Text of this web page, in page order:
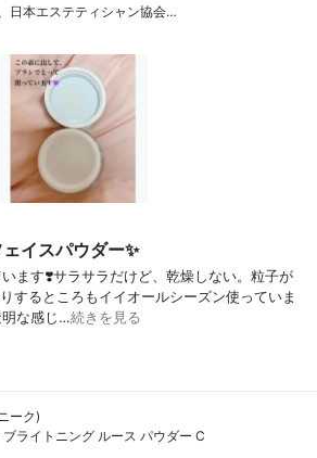
日本エステティシャン協会…
イスパウダー✨
ます❣️サラサラだけど、乾燥しない。粒子が
するところもイイオールシーズン使っていま
明な感じ…続きを見る
ーク)
ライトニング ルース パウダー C